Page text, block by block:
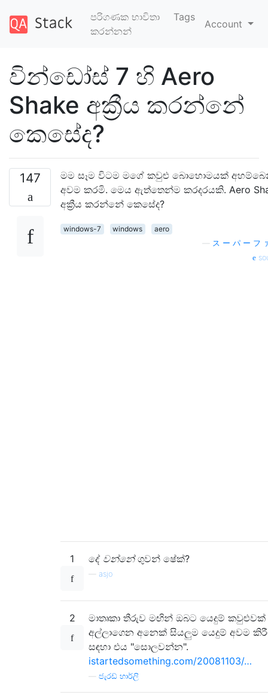
පරිගණක භාවිතා
කරන්නන්
Tags
Account
වින්ඩෝස් 7 හි Aero
Shake අක්‍රීය කරන්නේ
කෙසේද?
147
මම සෑම විටම මගේ කවුළු බොහොමයක්
අවම කරමි. මෙය ඇත්තෙන්ම කරදරයකි. Aero
අක්‍රීය කරන්නේ කෙසේද?
windows-7 windows
aero
ス ー パ ー フ
1 දේ වන්නේගුවන් ෂේක්?
asjo
2
මාතෘකා තීරුව මඟින් ඔබට යෙදුම් කවුළුවක්
අල්ලාගෙන අනෙක් සියලුම යෙදුම් අවම
සඳහා එය "සොලවන්න".
istartedsomething.com/20081103/…
ජැරඩ් හාර්ලි